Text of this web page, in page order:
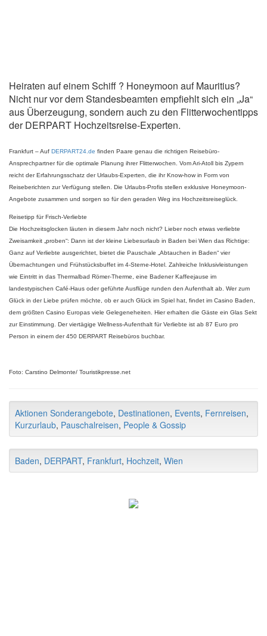
Heiraten auf einem Schiff ? Honeymoon auf Mauritius?
Nicht nur vor dem Standesbeamten empfiehlt sich ein „Ja“
aus Überzeugung, sondern auch zu den Flitterwochentipps
der DERPART Hochzeitsreise-Experten.
Frankfurt –Auf DERPART24.de finden Paare genau die richtigen Reisebüro-
Ansprechpartner für die optimale Planung ihrer Flitterwochen. Vom Ari-Atoll bis Zypern
reicht der Erfahrungsschatz der Urlaubs-Experten, die ihr Know-how in Form von
Reiseberichten zur Verfügung stellen. Die Urlaubs-Profis stellen exklusive Honeymoon-
Angebote zusammen und sorgen so für den geraden Weg ins Hochzeitsreiseglück.
Reisetipp für Frisch-Verliebte
Die Hochzeitsglocken läuten in diesem Jahr noch nicht? Lieber noch etwas verliebte
Zweisamkeit „proben“: Dann ist der kleine Liebesurlaub in Baden bei Wien das Richtige:
Ganz auf Verliebte ausgerichtet, bietet die Pauschale „Abtauchen in Baden“ vier
Übernachtungen und Frühstücksbuffet im 4-Sterne-Hotel. Zahlreiche Inklusivleistungen
wie Eintritt in das Thermalbad Römer-Therme, eine Badener Kaffeejause im
landestypischen Café-Haus oder geführte Ausflüge runden den Aufenthalt ab. Wer zum
Glück in der Liebe prüfen möchte, ob er auch Glück im Spiel hat, findet im Casino Baden,
dem größten Casino Europas viele Gelegeneheiten. Hier erhalten die Gäste ein Glas Sekt
zur Einstimmung. Der viertägige Wellness-Aufenthalt für Verliebte ist ab 87 Euro pro
Person in einem der 450 DERPART Reisebüros buchbar.
Foto: Carstino Delmonte/ Touristikpresse.net
Aktionen Sonderangebote, Destinationen, Events, Fernreisen,
Kurzurlaub, Pauschalreisen, People & Gossip
Baden, DERPART, Frankfurt, Hochzeit, Wien